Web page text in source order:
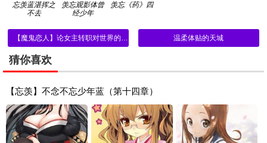
忘羡蓝湛挥之
不去
羡忘观影体曾
经少年
羡忘《药》四
【魔鬼恋人】论女主转职对世界的危害性（十八） 温柔体贴的天城
猜你喜欢
【忘羡】不念不忘少年蓝（第十四章）